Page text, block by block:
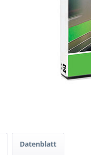
Datenblatt